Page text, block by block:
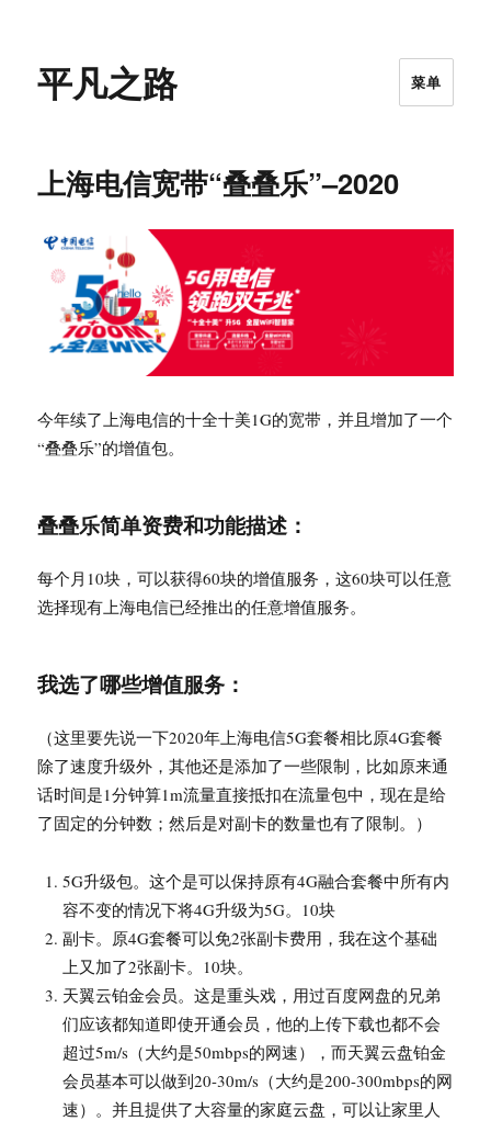
平凡之路 菜单
上海电信宽带“叠叠乐”–2020
今年续了上海电信的十全十美1G的宽带，并且增加了一个
“叠叠乐”的增值包。
叠叠乐简单资费和功能描述：
每个月10块，可以获得60块的增值服务，这60块可以任意
选择现有上海电信已经推出的任意增值服务。
我选了哪些增值服务：
（这里要先说一下2020年上海电信5G套餐相比原4G套餐
除了速度升级外，其他还是添加了一些限制，比如原来通
话时间是1分钟算1m流量直接抵扣在流量包中，现在是给
了固定的分钟数；然后是对副卡的数量也有了限制。）
5G升级包。这个是可以保持原有4G融合套餐中所有内
容不变的情况下将4G升级为5G。10块
副卡。原4G套餐可以免2张副卡费用，我在这个基础
上又加了2张副卡。10块。
天翼云铂金会员。这是重头戏，用过百度网盘的兄弟
们应该都知道即使开通会员，他的上传下载也都不会
超过5m/s（大约是50mbps的网速），而天翼云盘铂金
会员基本可以做到20-30m/s（大约是200-300mbps的网
速）。并且提供了大容量的家庭云盘，可以让家里人